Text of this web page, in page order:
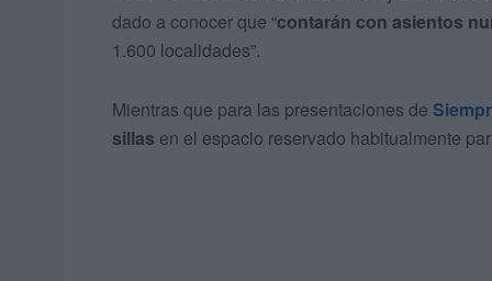
dado a conocer que “contarán con asientos
1.600 localidades”.
Mientras que para las presentaciones de
sillas en el espacio reservado habitualmente